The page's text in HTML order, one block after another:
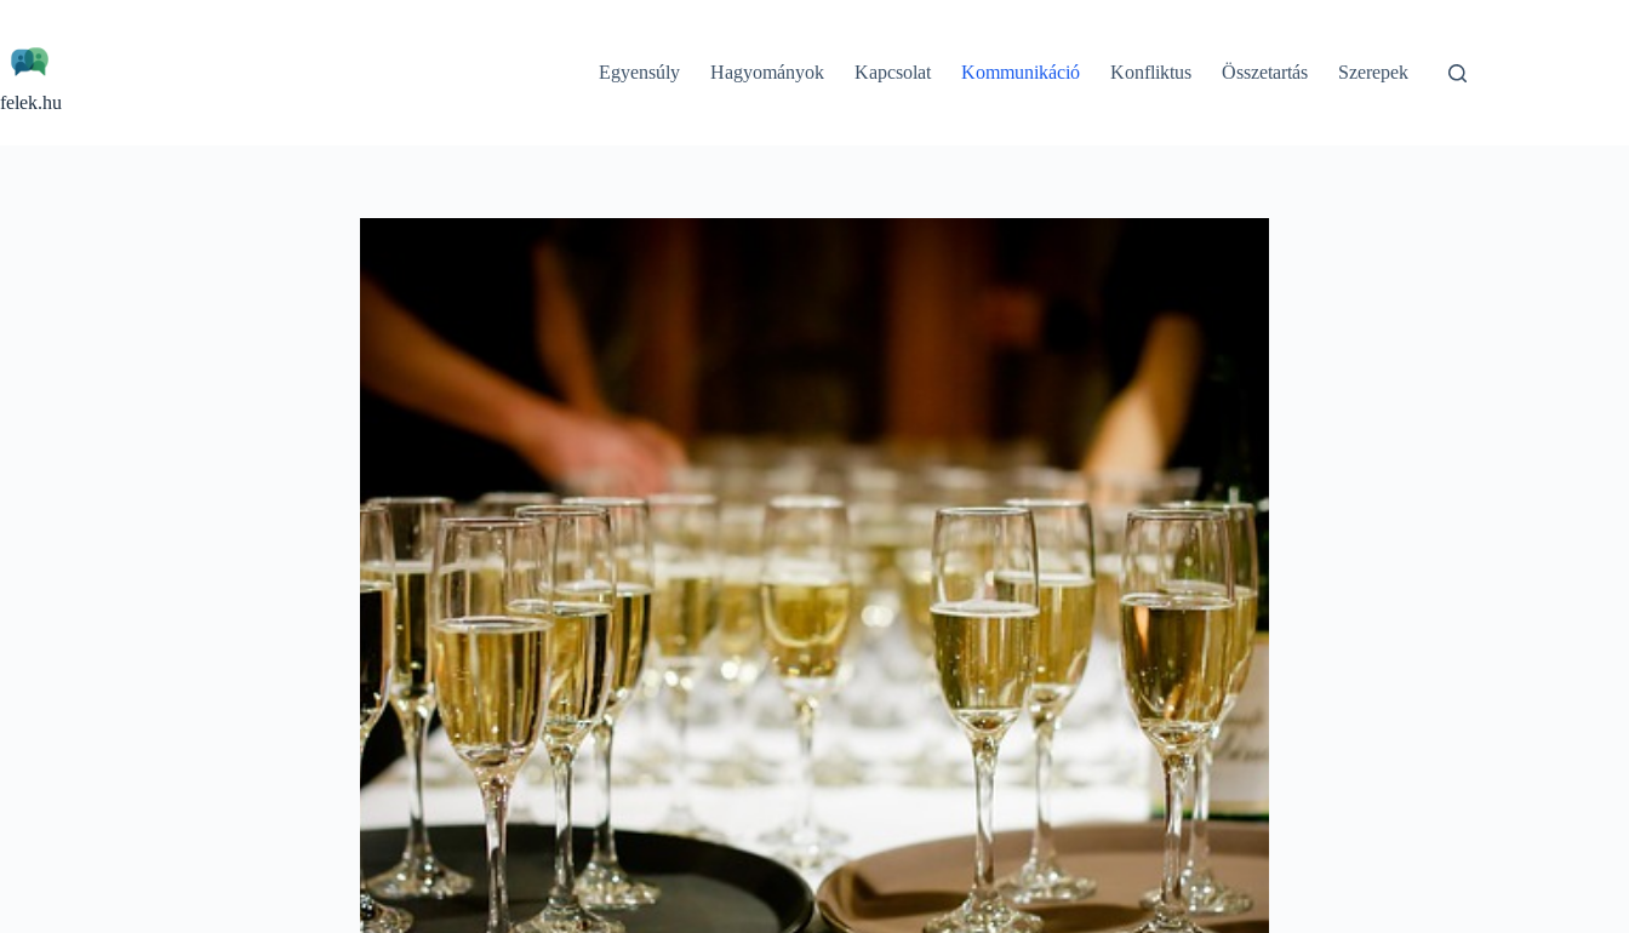
content
felek.hu
Egyensúly Hagyományok Kapcsolat Kommunikáció Konfliktus Összetartás Szerepek